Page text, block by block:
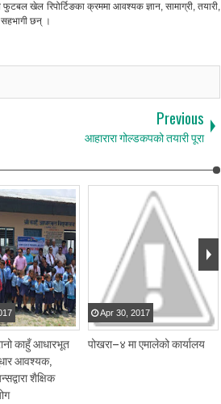
खेल रिपोर्टिङका क्रममा आवश्यक ज्ञान, सामाग्री, तयारी,
सहभागी छन् ।
Previous
आहारारा गोल्डकपको तयारी पूरा
काहुँ आधारभूत
आवश्यक,
शैक्षिक
पोखरा–४ मा एमालेको कार्यालय
Apr 30 2017